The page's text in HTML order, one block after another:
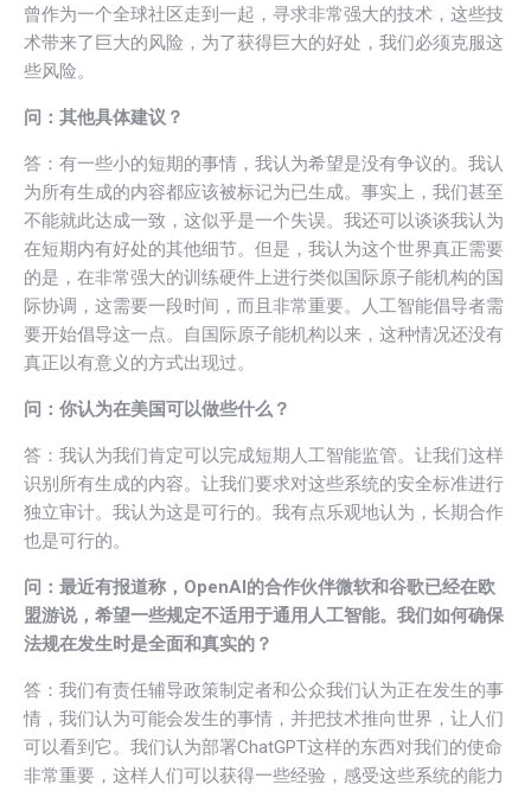
曾作为一个全球社区走到一起，寻求非常强大的技术，这些技
术带来了巨大的风险，为了获得巨大的好处，我们必须克服这
些风险。
问：其他具体建议？
答：有一些小的短期的事情，我认为希望是没有争议的。我认
为所有生成的内容都应该被标记为已生成。事实上，我们甚至
不能就此达成一致，这似乎是一个失误。我还可以谈谈我认为
在短期内有好处的其他细节。但是，我认为这个世界真正需要
的是，在非常强大的训练硬件上进行类似国际原子能机构的国
际协调，这需要一段时间，而且非常重要。人工智能倡导者需
要开始倡导这一点。自国际原子能机构以来，这种情况还没有
真正以有意义的方式出现过。
问：你认为在美国可以做些什么？
答：我认为我们肯定可以完成短期人工智能监管。让我们这样
识别所有生成的内容。让我们要求对这些系统的安全标准进行
独立审计。我认为这是可行的。我有点乐观地认为，长期合作
也是可行的。
问：最近有报道称，OpenAI的合作伙伴微软和谷歌已经在欧
盟游说，希望一些规定不适用于通用人工智能。我们如何确保
法规在发生时是全面和真实的？
答：我们有责任辅导政策制定者和公众我们认为正在发生的事
情，我们认为可能会发生的事情，并把技术推向世界，让人们
可以看到它。我们认为部署ChatGPT这样的东西对我们的使命
非常重要，这样人们可以获得一些经验，感受这些系统的能力